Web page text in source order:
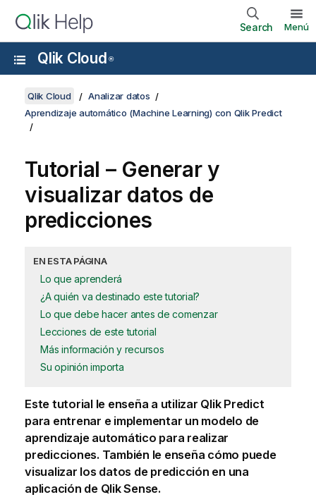
Search Menú
Qlik Cloud ®
Qlik Cloud
Analizar datos
Aprendizaje automático (Machine Learning) con Qlik Predict
Tutorial – Generar y
visualizar datos de
predicciones
EN ESTA PÁGINA
Lo que aprenderá
¿A quién va destinado este tutorial?
Lo que debe hacer antes de comenzar
Lecciones de este tutorial
Más información y recursos
Su opinión importa
Este tutorial le enseña a utilizar Qlik Predict
para entrenar e implementar un modelo de
aprendizaje automático para realizar
predicciones. También le enseña cómo puede
visualizar los datos de predicción en una
aplicación de Qlik Sense.